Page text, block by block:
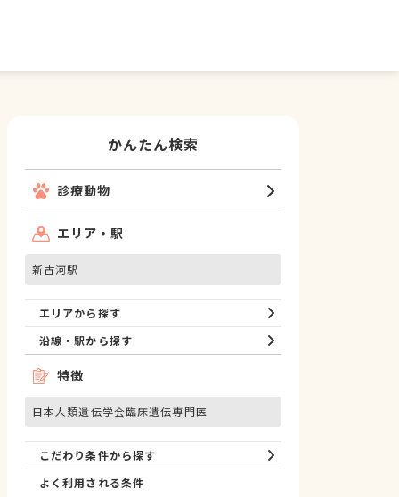
かんたん検索
診療動物
エリア・駅
新古河駅
エリアから探す
沿線・駅から探す
特徴
日本人類遺伝学会臨床遺伝専門医
こだわり条件から探す
よく利用される条件